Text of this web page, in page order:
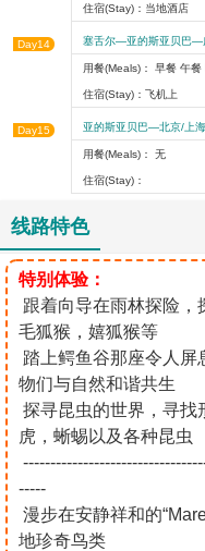
住宿(Stay)：当地酒店
Day14 塞舌尔—亚的斯亚贝巴—
用餐(Meals)： 早餐 午餐
住宿(Stay)：飞机上
Day15 亚的斯亚贝巴—北京/上
用餐(Meals)： 无
住宿(Stay)：
线路特色
特别体验：
跟着向导在雨林探险，
毛狐猴，嬉狐猴等
踏上鳄鱼谷那座令人屏
物们与自然和谐共生
探寻昆虫的世界，寻找
虎，蜥蜴以及各种昆虫
-----
漫步在安静祥和的
地珍奇鸟类